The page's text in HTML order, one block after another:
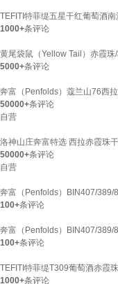
TEFITI特菲缇五星干红葡萄酒
1000+条评论
黄尾袋鼠（Yellow Tail）赤霞
5000+条评论
奔富（Penfolds）蔻兰山76西
50000+条评论
自营
洛神山庄奔富特选 西拉赤霞珠
50000+条评论
自营
奔富（Penfolds）BIN407/389/
100+条评论
奔富（Penfolds）BIN407/389/
100+条评论
TEFITI特菲缇T309葡萄酒赤霞
1000+条评论